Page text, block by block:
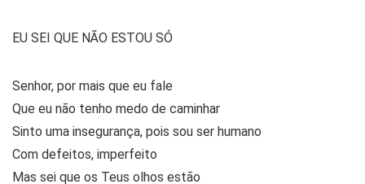
EU SEI QUE NÃO ESTOU SÓ
Senhor, por mais que eu fale
Que eu não tenho medo de caminhar
Sinto uma insegurança, pois sou ser humano
Com defeitos, imperfeito
Mas sei que os Teus olhos estão